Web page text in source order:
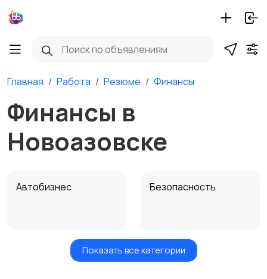
Главная Работа Резюме Финансы
Финансы в
Новоазовске
Автобизнес Безопасность
Бытовые услуги и
Высший менеджмент
Показать все категории